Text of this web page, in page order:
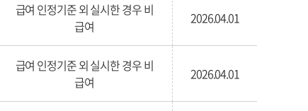
급여 인정기준 외 실시한 경우 비
급여
2026.04.01
급여 인정기준 외 실시한 경우 비
급여
2026.04.01